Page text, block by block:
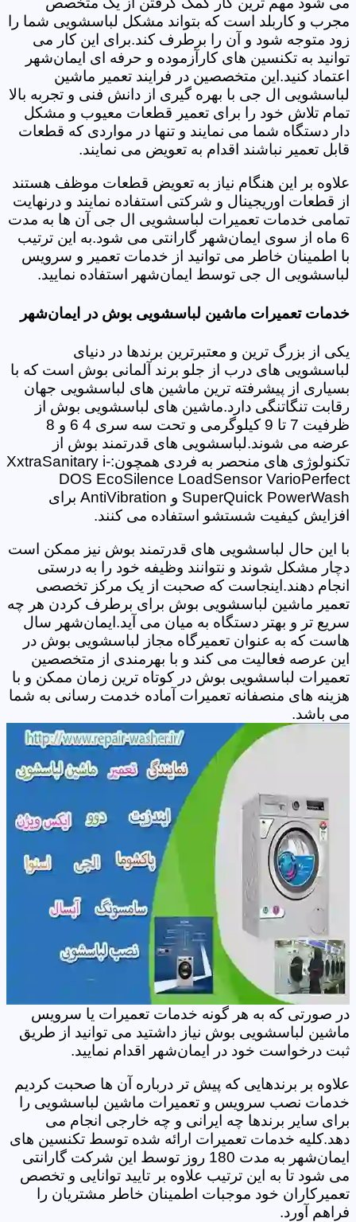
مجرب و کاربلد است که بتواند مشکل لباسشویی شما را
زود متوجه شود و آن را برطرف کند.برای این کار می
توانید به تکنسین های کارآزموده و حرفه ای ایمان‌شهر
اعتماد کنید.این متخصصین در فرایند تعمیر ماشین
لباسشویی ال جی با بهره گیری از دانش فنی و تجربه بالا
تمام تلاش خود را برای تعمیر قطعات معیوب و مشکل
دار دستگاه شما می نمایند و تنها در مواردی که قطعات
قابل تعمیر نباشند اقدام به تعویض می نمایند.
علاوه بر این هنگام نیاز به تعویض قطعات موظف هستند
از قطعات اوریجینال و شرکتی استفاده نمایند و درنهایت
تمامی خدمات تعمیرات لباسشویی ال جی آن ها به مدت
6 ماه از سوی ایمان‌شهر گارانتی می شود.به این ترتیب
با اطمینان خاطر می توانید از خدمات تعمیر و سرویس
لباسشویی ال جی توسط ایمان‌شهر استفاده نمایید.
خدمات تعمیرات ماشین لباسشویی بوش در ایمان‌شهر
یکی از بزرگ ترین و معتبرترین برندها در دنیای
لباسشویی های درب از جلو برند آلمانی بوش است که با
بسیاری از پیشرفته ترین ماشین های لباسشویی جهان
رقابت تنگاتنگی دارد.ماشین های لباسشویی بوش از
ظرفیت 7 تا 9 کیلوگرمی و تحت سه سری 4 6 و 8
عرضه می شوند.لباسشویی های قدرتمند بوش از
تکنولوژی های منحصر به فردی همچون:XxtraSanitary i-
DOS EcoSilence LoadSensor VarioPerfect
SuperQuick PowerWash و AntiVibration برای
افزایش کیفیت شستشو استفاده می کنند.
با این حال لباسشویی های قدرتمند بوش نیز ممکن است
دچار مشکل شوند و نتوانند وظیفه خود را به درستی
انجام دهند.اینجاست که صحبت از یک مرکز تخصصی
تعمیر ماشین لباسشویی بوش برای برطرف کردن هر چه
سریع تر و بهتر دستگاه به میان می آید.ایمان‌شهر سال
هاست که به عنوان تعمیرگاه مجاز لباسشویی بوش در
این عرصه فعالیت می کند و با بهرمندی از متخصصین
تعمیرات لباسشویی بوش در کوتاه ترین زمان ممکن و با
هزینه های منصفانه تعمیرات آماده خدمت رسانی به شما
می باشد.
در صورتی که به هر گونه خدمات تعمیرات یا سرویس
ماشین لباسشویی بوش نیاز داشتید می توانید از طریق
ثبت درخواست خود در ایمان‌شهر اقدام نمایید.
علاوه بر برندهایی که پیش تر درباره آن ها صحبت کردیم
خدمات نصب سرویس و تعمیرات ماشین لباسشویی را
برای سایر برندها چه ایرانی و چه خارجی انجام می
دهد.کلیه خدمات تعمیرات ارائه شده توسط تکنسین های
ایمان‌شهر به مدت 180 روز توسط این شرکت گارانتی
می شود تا به این ترتیب علاوه بر تایید توانایی و تخصص
تعمیرکاران خود موجبات اطمینان خاطر مشتریان را
فراهم آورد.